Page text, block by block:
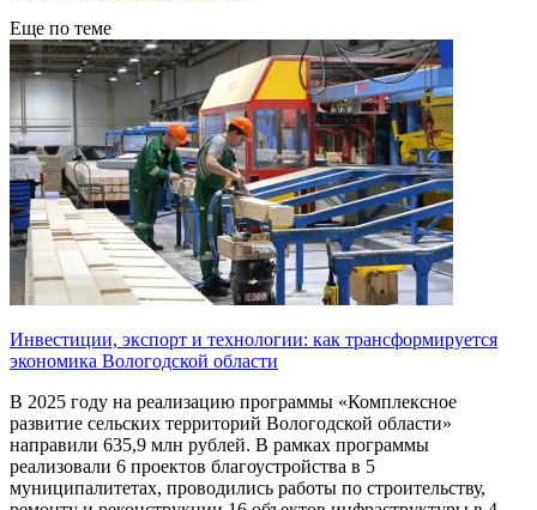
Еще по теме
Инвестиции, экспорт и технологии: как трансформируется
экономика Вологодской области
В 2025 году на реализацию программы «Комплексное
развитие сельских территорий Вологодской области»
направили 635,9 млн рублей. В рамках программы
реализовали 6 проектов благоустройства в 5
муниципалитетах, проводились работы по строительству,